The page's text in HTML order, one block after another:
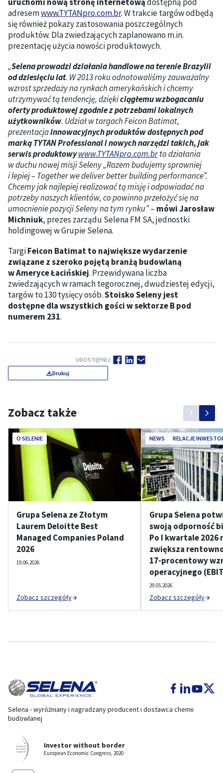
uruchomi nową stronę internetowądostępną pod
adresemwww.TYTANpro.com.br. W trakcie targów odbędą
się również pokazy zastosowania poszczególnych
produktów. Dla zwiedzających zaplanowano m.in.
prezentację użycia nowości produktowych.
„Selena prowadzi działania handlowe na terenie Brazylii
od dziesięciu lat. W 2013 roku odnotowaliśmy zauważalny
wzrost sprzedaży na rynkach amerykańskich i chcemy
utrzymywać tą tendencję, dziękiciągłemu wzbogacaniu
oferty produktowej zgodnie z potrzebami lokalnych
użytkowników. Udział w targach Feicon Batimat,
prezentacjainnowacyjnych produktów dostępnych pod
marką TYTAN Professional i nowych narzędzi takich, jak
serwis produktowywww.TYTANpro.com.brto działania
w duchu nowej misji Seleny „Razem budujemy sprawniej
i lepiej – Together we deliver better building performance”.
Chcemy jak najlepiej realizować tą misję i odpowiadać na
potrzeby naszych klientów, co powinno przełożyć się na
umocnienie pozycji Seleny na tym rynku”– mówi Jarosław
Michniuk, prezes zarządu Selena FM SA, jednostki
holdingowej w Grupie Selena.
TargiFeicon Batimat to największe wydarzenie
związane z szeroko pojętą branżą budowlaną
w Ameryce Łacińskiej. Przewidywana liczba
zwiedzających w ramach tegorocznej, dwudziestej edycji,
targów to 130 tysięcy osób.Stoisko Seleny jest
dostępne dla wszystkich gości w sektorze B pod
numerem 231.
UDOSTĘPNIJ:
Drukuj
Zobacz także
O SELENIE
Grupa Selena ze Złotym
Laurem Deloitte Best
Managed Companies Poland
2026
19.06.2026
Zobacz szczegóły
NEWS RELACJE
Grupa Selena
swoją odporność
Po I kwartale
zwiększa
17-procentowy
operacyjnego
29.05.2026
Zobacz szczegóły
Selena - wyróżniany i nagradzany producent i dostawca chemii
budowlanej
Investor without border
European Economic Congress, 2020